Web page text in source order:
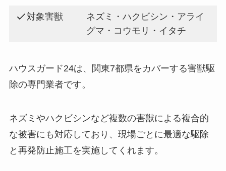
対象害獣
ネズミ・ハクビシン・アライ
グマ・コウモリ・イタチ
ハウスガード24は、関東7都県をカバーする害獣駆
除の専門業者です。
ネズミやハクビシンなど複数の害獣による複合的
な被害にも対応しており、現場ごとに最適な駆除
と再発防止施工を実施してくれます。